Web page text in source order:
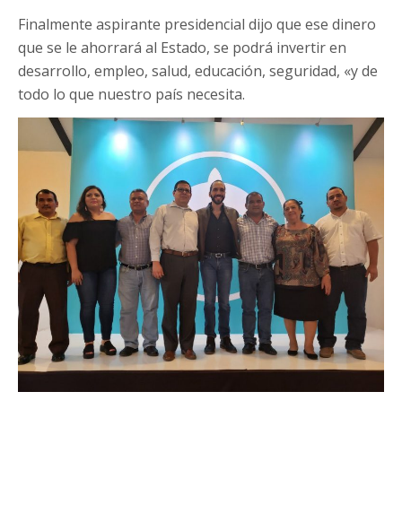
Finalmente aspirante presidencial dijo que ese dinero
que se le ahorrará al Estado, se podrá invertir en
desarrollo, empleo, salud, educación, seguridad, «y de
todo lo que nuestro país necesita.